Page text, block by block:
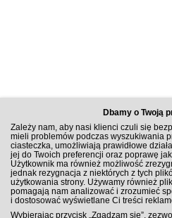
Dbamy o Twoją
Zależy nam, aby nasi klienci czuli się
mieli problemów podczas wyszukiwania
ciasteczka, umożliwiają prawidłowe
jej do Twoich preferencji oraz poprawę
Użytkownik ma również możliwość
jednak rezygnacja z niektórych z tych
użytkowania strony. Używamy również
pomagają nam analizować i zrozumieć
i dostosować wyświetlane Ci treści
Wybierając przycisk „Zgadzam się”,
ZAPISZ SIĘ DO